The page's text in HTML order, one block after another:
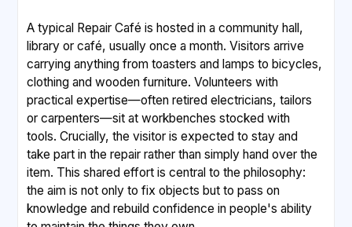
A typical Repair Café is hosted in a community hall,
library or café, usually once a month. Visitors arrive
carrying anything from toasters and lamps to bicycles,
clothing and wooden furniture. Volunteers with
practical expertise—often retired electricians, tailors
or carpenters—sit at workbenches stocked with
tools. Crucially, the visitor is expected to stay and
take part in the repair rather than simply hand over the
item. This shared effort is central to the philosophy:
the aim is not only to fix objects but to pass on
knowledge and rebuild confidence in people's ability